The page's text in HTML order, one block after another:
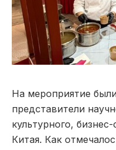
На мероприятие
представители
культурного,
Китая. Как